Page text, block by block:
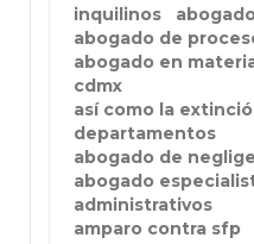
inquilinos
abogado de
abogado en
cdmx
así como la
departamentos
abogado de
abogado
administrativos
amparo contra sfp